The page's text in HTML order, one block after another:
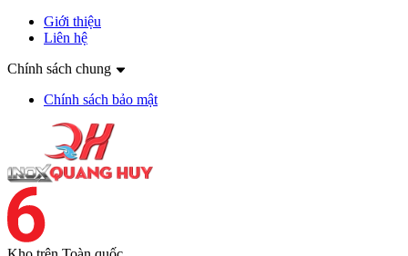
Giới thiệu
Liên hệ
Chính sách chung
Chính sách bảo mật